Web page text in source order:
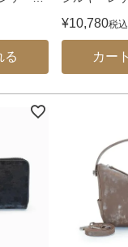
る
¥10,780税込
カー